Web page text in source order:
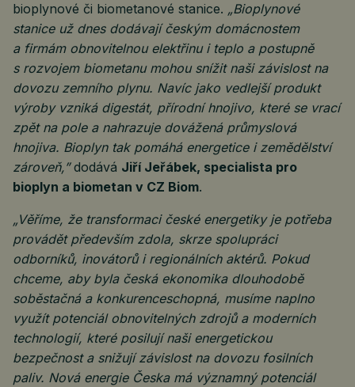
bioplynové či biometanové stanice. „Bioplynové
stanice už dnes dodávají českým domácnostem
a firmám obnovitelnou elektřinu i teplo a postupně
s rozvojem biometanu mohou snížit naši závislost na
dovozu zemního plynu. Navíc jako vedlejší produkt
výroby vzniká digestát, přírodní hnojivo, které se vrací
zpět na pole a nahrazuje dovážená průmyslová
hnojiva. Bioplyn tak pomáhá energetice i zemědělství
zároveň,”dodává Jiří Jeřábek, specialista pro
bioplyn a biometan v CZ Biom.
„Věříme, že transformaci české energetiky je potřeba
provádět především zdola, skrze spolupráci
odborníků, inovátorů i regionálních aktérů. Pokud
chceme, aby byla česká ekonomika dlouhodobě
soběstačná a konkurenceschopná, musíme naplno
využít potenciál obnovitelných zdrojů a moderních
technologií, které posilují naši energetickou
bezpečnost a snižují závislost na dovozu fosilních
paliv. Nová energie Česka má významný potenciál